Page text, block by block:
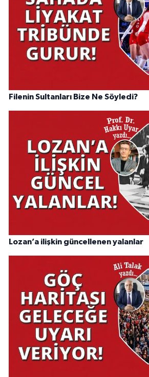
Filenin Sultanları Bize Ne Söyledi?
Lozan’a ilişkin güncellenen yalanlar